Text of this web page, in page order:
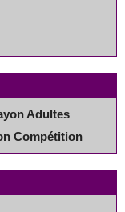
Adultes
Compétition